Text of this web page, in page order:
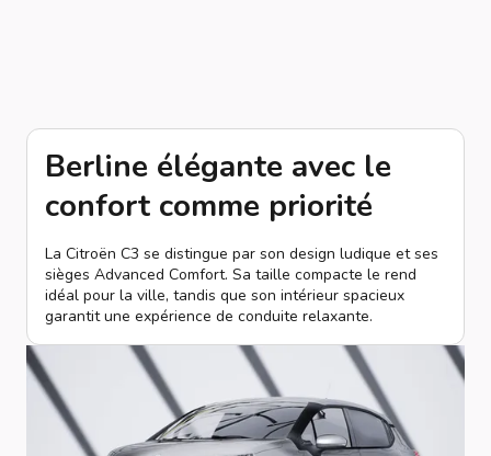
Berline élégante avec le
confort comme priorité
La Citroën C3 se distingue par son design ludique et ses
sièges Advanced Comfort. Sa taille compacte le rend
idéal pour la ville, tandis que son intérieur spacieux
garantit une expérience de conduite relaxante.